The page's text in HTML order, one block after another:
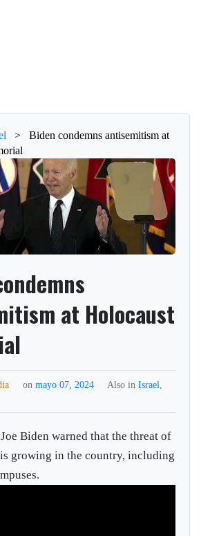
>
Biden condemns antisemitism at
at Holocaust
on mayo 07, 2024 Also in Israel,
Biden warned that the threat of
growing in the country, including